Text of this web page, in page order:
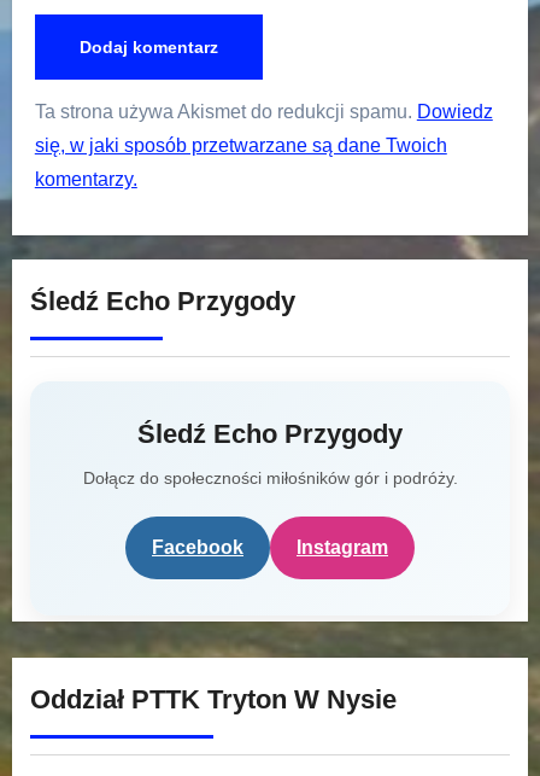
Ta strona używa Akismet do redukcji spamu. Dowiedz
się, w jaki sposób przetwarzane są dane Twoich
komentarzy.
Śledź Echo Przygody
Śledź Echo Przygody
Dołącz do społeczności miłośników gór i podróży.
Facebook Instagram
Oddział PTTK Tryton W Nysie